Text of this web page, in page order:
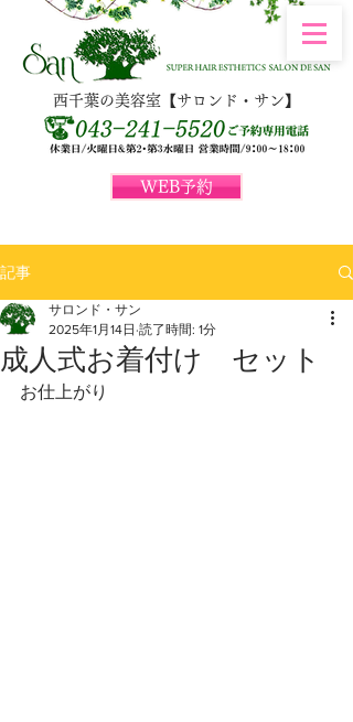
WEB予約
西千葉の美容室【サロンド・サン】
記事
成人式お着付け セット
サロンド・サン
2025年1月14日 読了時間: 1分
お仕上がり